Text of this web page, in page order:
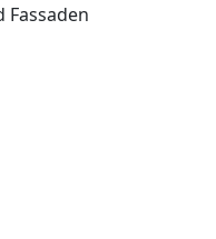
Fassaden